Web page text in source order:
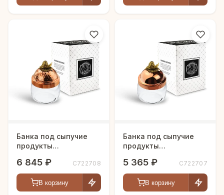
Банка под сыпучие
продукты
медной кованной
крышкой
6 845 ₽ С722708
В корзину
Банка под сыпучие
продукты
медной крышкой
5 365 ₽ С722707
В корзину